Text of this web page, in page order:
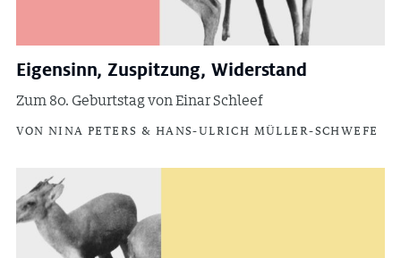
Eigensinn, Zuspitzung, Widerstand
Zum 80. Geburtstag von Einar Schleef
VON NINA PETERS & HANS-ULRICH MÜLLER-SCHWEFE